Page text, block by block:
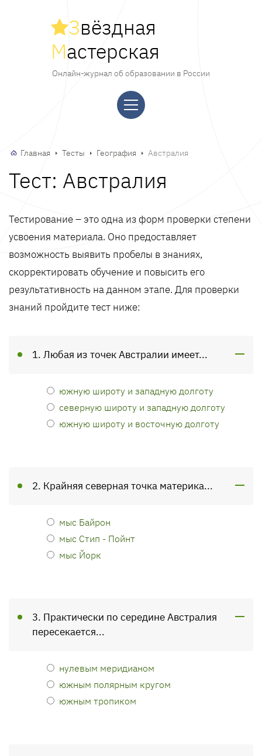
Звёздная
Мастерская
Онлайн-журнал об образовании в России
Главная Тесты География Австралия
Тест: Австралия
Тестирование – это одна из форм проверки степени
усвоения материала. Оно предоставляет
возможность выявить пробелы в знаниях,
скорректировать обучение и повысить его
результативность на данном этапе. Для проверки
знаний пройдите тест ниже:
1. Любая из точек Австралии имеет...
южную широту и западную долготу
северную широту и западную долготу
южную широту и восточную долготу
2. Крайняя северная точка материка...
мыс Байрон
мыс Стип - Пойнт
мыс Йорк
3. Практически по середине Австралия
пересекается...
нулевым меридианом
южным полярным кругом
южным тропиком